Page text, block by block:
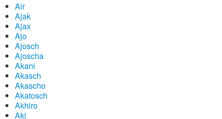
Air
Ajak
Ajax
Ajo
Ajosch
Ajoscha
Akani
Akasch
Akascho
Akatosch
Akhiro
Aki